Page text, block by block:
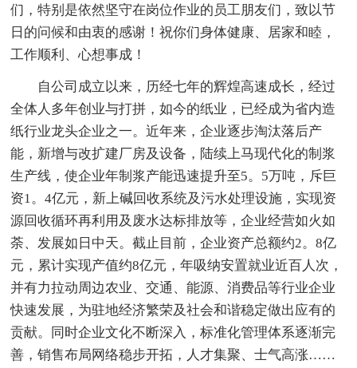
们，特别是依然坚守在岗位作业的员工朋友们，致以节
日的问候和由衷的感谢！祝你们身体健康、居家和睦，
工作顺利、心想事成！
自公司成立以来，历经七年的辉煌高速成长，经过
全体人多年创业与打拼，如今的纸业，已经成为省内造
纸行业龙头企业之一。近年来，企业逐步淘汰落后产
能，新增与改扩建厂房及设备，陆续上马现代化的制浆
生产线，使企业年制浆产能迅速提升至5。5万吨，斥巨
资1。4亿元，新上碱回收系统及污水处理设施，实现资
源回收循环再利用及废水达标排放等，企业经营如火如
荼、发展如日中天。截止目前，企业资产总额约2。8亿
元，累计实现产值约8亿元，年吸纳安置就业近百人次，
并有力拉动周边农业、交通、能源、消费品等行业企业
快速发展，为驻地经济繁荣及社会和谐稳定做出应有的
贡献。同时企业文化不断深入，标准化管理体系逐渐完
善，销售布局网络稳步开拓，人才集聚、士气高涨……